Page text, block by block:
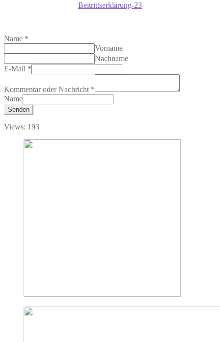
Beitrittserklärung-23
Name *
Vorname
Nachname
E-Mail *
Kommentar oder Nachricht *
Name
Senden
Views: 193